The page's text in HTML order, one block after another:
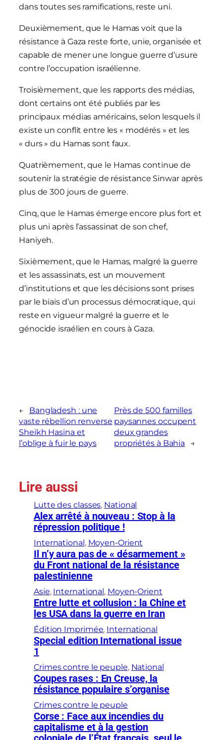
dans toutes ses ramifications, reste uni.
Deuxièmement, que le Hamas voit que la
résistance à Gaza reste forte, unie, organisée et
capable de mener une longue guerre d’usure
contre l’occupation israélienne.
Troisièmement, que les rapports des médias,
dont certains ont été publiés par les
principaux médias américains, selon lesquels il
existe un conflit entre les « modérés » et les
« durs » du Hamas sont faux.
Quatrièmement, que le Hamas continue de
soutenir la stratégie de résistance Sinwar après
plus de 300 jours de guerre.
Cinq, que le Hamas émerge encore plus fort et
plus uni après l’assassinat de son chef,
Haniyeh.
Sixièmement, que le Hamas, malgré la guerre
et les assassinats, est un mouvement
d’institutions et que les décisions sont prises
par le biais d’un processus démocratique, qui
reste en vigueur malgré la guerre et le
génocide israélien en cours à Gaza.
←
Bangladesh : une
vaste rébellion renverse
Sheikh Hasina et
l’oblige à fuir le pays
Près de 500 familles
paysannes occupent
deux grandes
propriétés à Bahia
→
Lire aussi
Lutte des classes, National
Alex arrêté à nouveau : Stop à la
répression politique !
International , Moyen-Orient
Il n’y aura pas de « désarmement »
du Front national de la résistance
palestinienne
Asie, International , Moyen-Orient
Entre lutte et collusion : la Chine et
les USA dans la guerre en Iran
Édition Imprimée, International
Special edition International issue
1
Crimes contre le peuple, National
Coupes rases : En Creuse, la
résistance populaire s’organise
Crimes contre le peuple
Corse : Face aux incendies du
capitalisme et à la gestion